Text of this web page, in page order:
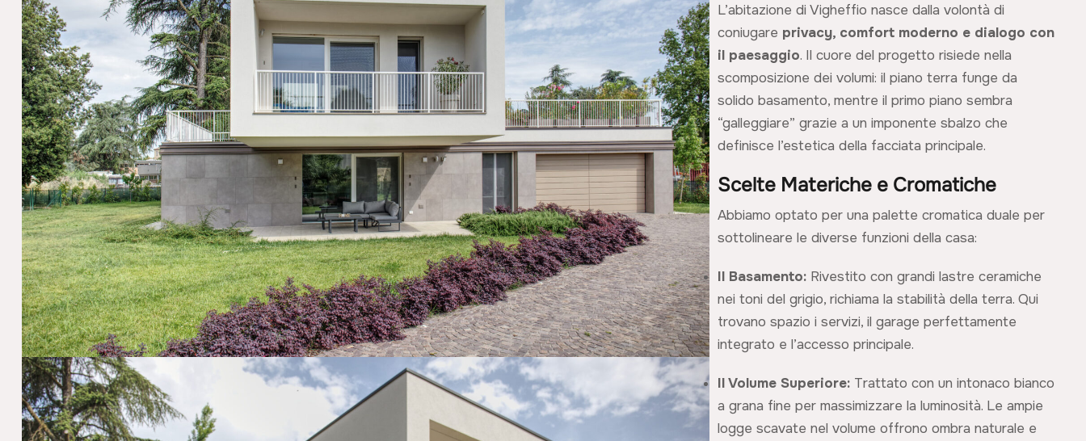
L’abitazione di Vigheffio nasce dalla volontà di
coniugare privacy, comfort moderno e dialogo con
il paesaggio. Il cuore del progetto risiede nella
scomposizione dei volumi: il piano terra funge da
solido basamento, mentre il primo piano sembra
“galleggiare” grazie a un imponente sbalzo che
definisce l’estetica della facciata principale.
Scelte Materiche e Cromatiche
Abbiamo optato per una palette cromatica duale per
sottolineare le diverse funzioni della casa:
Il Basamento: Rivestito con grandi lastre ceramiche
nei toni del grigio, richiama la stabilità della terra. Qui
trovano spazio i servizi, il garage perfettamente
integrato e l’accesso principale.
Il Volume Superiore: Trattato con un intonaco bianco
a grana fine per massimizzare la luminosità. Le ampie
logge scavate nel volume offrono ombra naturale e